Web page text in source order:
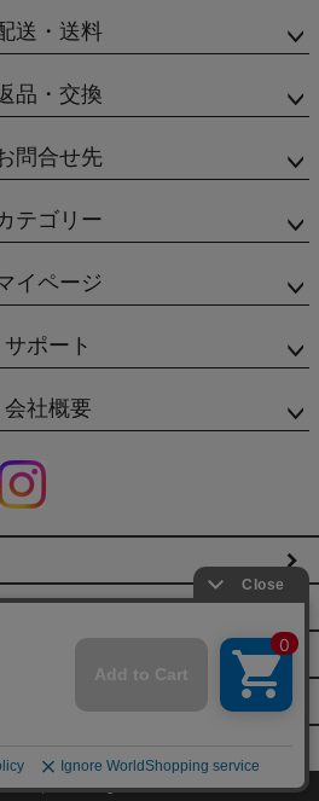
送・送料
品・交換
問合せ先
テゴリー
イページ
サポート
会社概要
Co.,Ltd. All Rights reserved.